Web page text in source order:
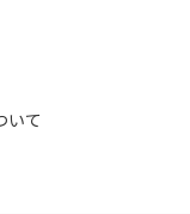
いて